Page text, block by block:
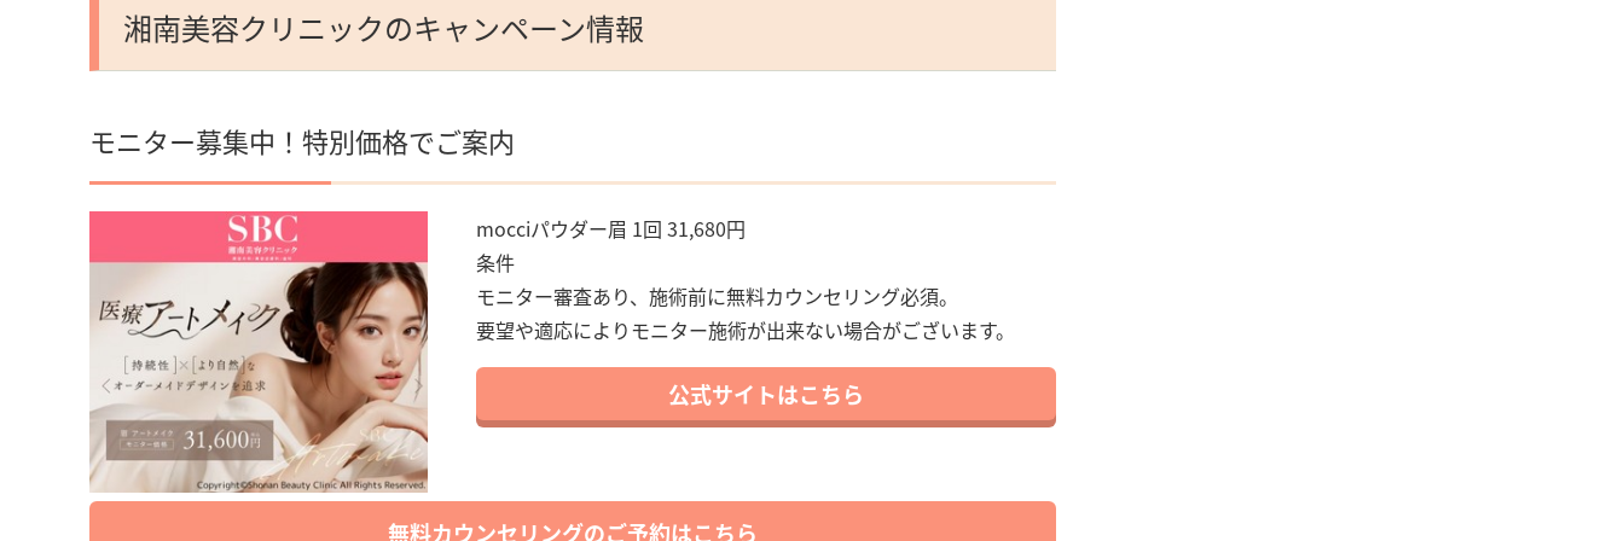
湘南美容クリニックのキャンペーン情報
モニター募集中！特別価格でご案内
mocciパウダー眉 1回 31,680円
条件
モニター審査あり、施術前に無料カウンセリング必須。
要望や適応によりモニター施術が出来ない場合がございます。
公式サイトはこちら
無料カウンセリングのご予約はこちら